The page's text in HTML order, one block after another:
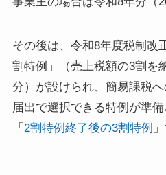
その後は、令和8年度税制改
割特例」（売上税額の3割を
分）が設けられ、簡易課税
届出で選択できる特例が準
「 2割特例終了後の3割特例